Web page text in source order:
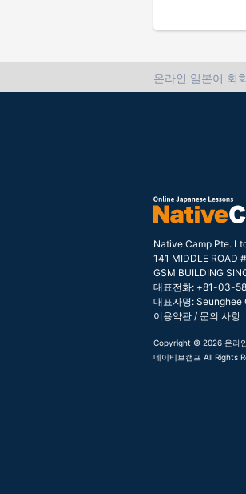
온라인 일본어 회
Native Camp Pte.
141 MIDDLE ROAD
GSM BUILDING
대표전화: +81-03-
대표자명: Seunghee
이용약관 / 문의 사항
Copyright © 2026 온라
네이티브캠프 All Rights